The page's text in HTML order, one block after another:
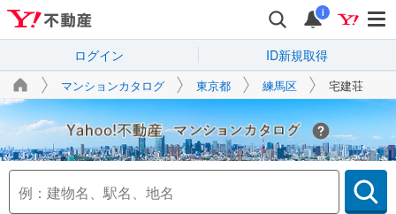
i
ログイン ID新規取得
マンションカタログ 東京都 練馬区 宅建荘
Yahoo!不動産